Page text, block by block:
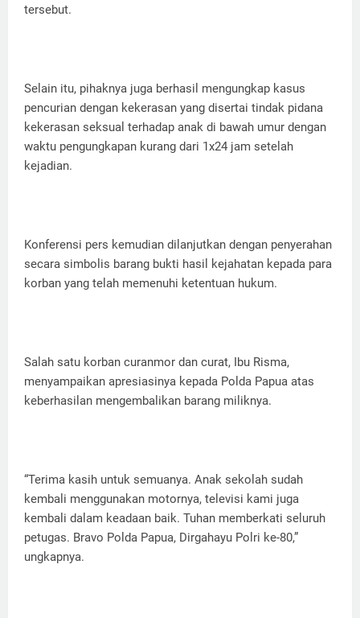
tersebut.
Selain itu, pihaknya juga berhasil mengungkap kasus
pencurian dengan kekerasan yang disertai tindak pidana
kekerasan seksual terhadap anak di bawah umur dengan
waktu pengungkapan kurang dari 1x24 jam setelah
kejadian.
Konferensi pers kemudian dilanjutkan dengan penyerahan
secara simbolis barang bukti hasil kejahatan kepada para
korban yang telah memenuhi ketentuan hukum.
Salah satu korban curanmor dan curat, Ibu Risma,
menyampaikan apresiasinya kepada Polda Papua atas
keberhasilan mengembalikan barang miliknya.
“Terima kasih untuk semuanya. Anak sekolah sudah
kembali menggunakan motornya, televisi kami juga
kembali dalam keadaan baik. Tuhan memberkati seluruh
petugas. Bravo Polda Papua, Dirgahayu Polri ke-80,”
ungkapnya.